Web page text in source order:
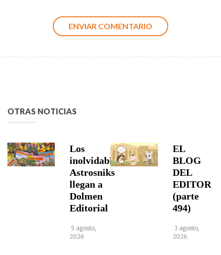
OTRAS NOTICIAS
Los
inolvidables
Astrosniks
llegan a
Dolmen
Editorial
5 agosto,
2026
EL
BLOG
DEL
EDITOR
(parte
494)
3 agosto,
2026